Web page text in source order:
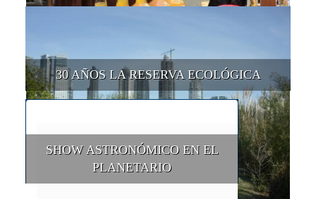
30 AÑOS LA RESERVA ECOLÓGICA
SHOW ASTRONÓMICO EN EL
PLANETARIO